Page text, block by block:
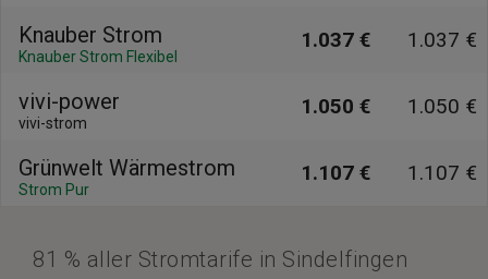
Knauber Strom
Knauber Strom Flexibel
1.037 € 1.037 €
vivi-power
vivi-strom
1.050 € 1.050 €
Grünwelt Wärmestrom
Strom Pur
1.107 € 1.107 €
81 % aller Stromtarife in Sindelfingen